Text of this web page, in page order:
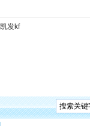
凯发kf